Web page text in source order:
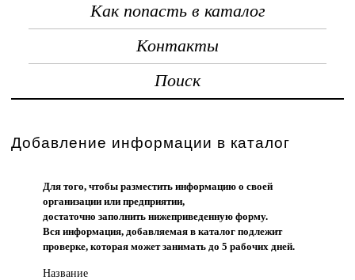
Как попасть в каталог
Контакты
Поиск
Добавление информации в каталог
Для того, чтобы разместить информацию о своей
организации или предприятии,
достаточно заполнить нижеприведенную форму.
Вся информация, добавляемая в каталог подлежит
проверке, которая может занимать до 5 рабочих дней.
Название